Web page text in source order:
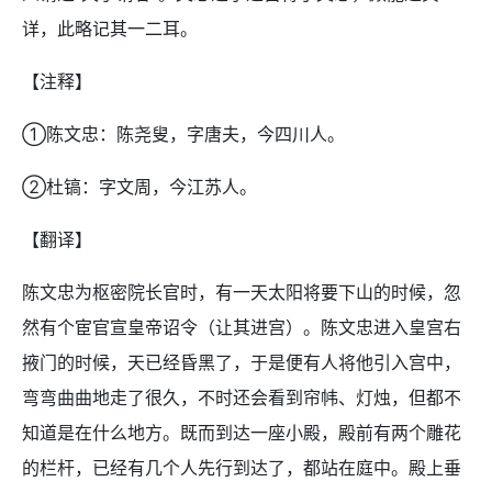
详，此略记其一二耳。
【注释】
①陈文忠：陈尧叟，字唐夫，今四川人。
②杜镐：字文周，今江苏人。
【翻译】
陈文忠为枢密院长官时，有一天太阳将要下山的时候，忽
然有个宦官宣皇帝诏令（让其进宫）。陈文忠进入皇宫右
掖门的时候，天已经昏黑了，于是便有人将他引入宫中，
弯弯曲曲地走了很久，不时还会看到帘帏、灯烛，但都不
知道是在什么地方。既而到达一座小殿，殿前有两个雕花
的栏杆，已经有几个人先行到达了，都站在庭中。殿上垂